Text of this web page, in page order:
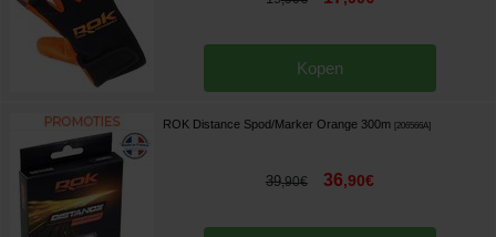
Kopen
ROK Distance Spod/Marker Orange 300m 206566A]
39,90€ 36,90€